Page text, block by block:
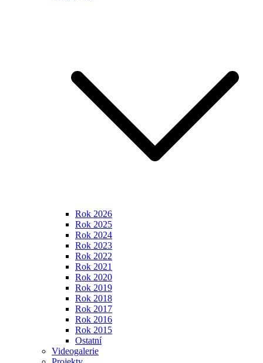
Rok 2026
Rok 2025
Rok 2024
Rok 2023
Rok 2022
Rok 2021
Rok 2020
Rok 2019
Rok 2018
Rok 2017
Rok 2016
Rok 2015
Ostatní
Videogalerie